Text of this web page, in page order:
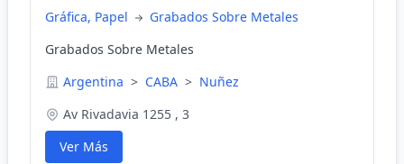
Gráfica, Papel
Grabados Sobre Metales
Grabados Sobre Metales
Argentina > CABA > Nuñez
Av Rivadavia 1255 , 3
Ver Más